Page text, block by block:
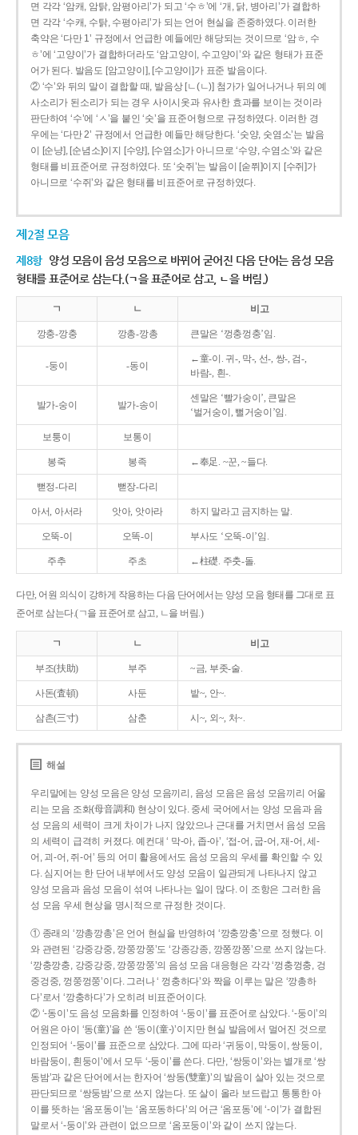
면 각각 ‘암캐, 암탉, 암평아리’가 되고 ‘수ㅎ’에 ‘개, 닭, 병아리’가 결합하
면 각각 ‘수캐, 수탉, 수평아리’가 되는 언어 현실을 존중하였다. 이러한
축약은 ‘다만 1’ 규정에서 언급한 예들에만 해당되는 것이므로 ‘암ㅎ, 수
ㅎ’에 ‘고양이’가 결합하더라도 ‘암고양이, 수고양이’와 같은 형태가 표준
어가 된다. 발음도 [암고양이], [수고양이]가 표준 발음이다.
② ‘수’와 뒤의 말이 결합할 때, 발음상 [ㄴ(ㄴ)] 첨가가 일어나거나 뒤의 예
사소리가 된소리가 되는 경우 사이시옷과 유사한 효과를 보이는 것이라
판단하여 ‘수’에 ‘ㅅ’을 붙인 ‘숫’을 표준어형으로 규정하였다. 이러한 경
우에는 ‘다만 2’ 규정에서 언급한 예들만 해당한다. ‘숫양, 숫염소’는 발음
이 [순냥], [순념소]이지 [수양], [수염소]가 아니므로 ‘수양, 수염소’와 같은
형태를 비표준어로 규정하였다. 또 ‘숫쥐’는 발음이 [숟쮜]이지 [수쥐]가
아니므로 ‘수쥐’와 같은 형태를 비표준어로 규정하였다.
제2절 모음
제8항 양성 모음이 음성 모음으로 바뀌어 굳어진 다음 단어는 음성 모음
형태를 표준어로 삼는다.(ㄱ을 표준어로 삼고, ㄴ을 버림.)
ㄱ ㄴ 비고
깡충-깡충 깡총-깡총 큰말은 ‘껑충껑충’임.
-둥이 -동이
←童-이. 귀-, 막-, 선-, 쌍-, 검-,
바람-, 흰-.
발가-숭이 발가-송이
센말은 ‘빨가숭이’, 큰말은
‘벌거숭이, 뻘거숭이’임.
보퉁이 보통이
봉죽 봉족 ←奉足. ~꾼, ~들다.
뻗정-다리 뻗장-다리
아서, 아서라 앗아, 앗아라 하지 말라고 금지하는 말.
오뚝-이 오똑-이 부사도 ‘오뚝-이’임.
주추 주초 ←柱礎. 주춧-돌.
다만, 어원 의식이 강하게 작용하는 다음 단어에서는 양성 모음 형태를 그대로 표
준어로 삼는다.(ㄱ을 표준어로 삼고, ㄴ을 버림.)
ㄱ ㄴ 비고
부조(扶助) 부주 ~금, 부좃-술.
사돈(査頓) 사둔 밭~, 안~.
삼촌(三寸) 삼춘 시~, 외~, 처~.
해설
우리말에는 양성 모음은 양성 모음끼리, 음성 모음은 음성 모음끼리 어울
리는 모음 조화(母音調和) 현상이 있다. 중세 국어에서는 양성 모음과 음
성 모음의 세력이 크게 차이가 나지 않았으나 근대를 거치면서 음성 모음
의 세력이 급격히 커졌다. 예컨대 ‘ 막-아, 좁-아’, ‘접-어, 굽-어, 재-어, 세-
어, 괴-어, 쥐-어’ 등의 어미 활용에서도 음성 모음의 우세를 확인할 수 있
다. 심지어는 한 단어 내부에서도 양성 모음이 일관되게 나타나지 않고
양성 모음과 음성 모음이 섞여 나타나는 일이 많다. 이 조항은 그러한 음
성 모음 우세 현상을 명시적으로 규정한 것이다.
① 종래의 ‘깡총깡총’은 언어 현실을 반영하여 ‘깡충깡충’으로 정했다. 이
와 관련된 ‘강중강중, 깡쭝깡쭝’도 ‘강종강종, 깡쫑깡쫑’으로 쓰지 않는다.
‘깡충깡충, 강중강중, 깡쭝깡쭝’의 음성 모음 대응형은 각각 ‘껑충껑충, 겅
중겅중, 껑쭝껑쭝’이다. 그러나 ‘ 껑충하다’와 짝을 이루는 말은 ‘깡총하
다’로서 ‘깡충하다’가 오히려 비표준어이다.
② ‘-동이’도 음성 모음화를 인정하여 ‘-둥이’를 표준어로 삼았다. ‘-둥이’의
어원은 아이 ‘동(童)’을 쓴 ‘동이(童-)’이지만 현실 발음에서 멀어진 것으로
인정되어 ‘-둥이’를 표준으로 삼았다. 그에 따라 ‘귀둥이, 막둥이, 쌍둥이,
바람둥이, 흰둥이’에서 모두 ‘-둥이’를 쓴다. 다만, ‘쌍둥이’와는 별개로 ‘쌍
동밤’과 같은 단어에서는 한자어 ‘쌍동(雙童)’의 발음이 살아 있는 것으로
판단되므로 ‘쌍둥밤’으로 쓰지 않는다. 또 살이 올라 보드랍고 통통한 아
이를 뜻하는 ‘옴포동이’는 ‘옴포동하다’의 어근 ‘옴포동’에 ‘-이’가 결합된
말로서 ‘-둥이’와 관련이 없으므로 ‘옴포둥이’와 같이 쓰지 않는다.